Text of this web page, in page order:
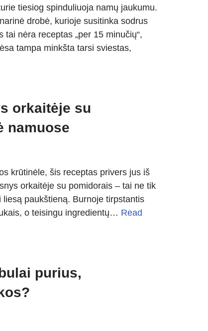
tiesiog spinduliuoja namų jaukumu.
drobė, kurioje susitinka sodrus
nėra receptas „per 15 minučių“,
tampa minkšta tarsi sviestas,
orkaitėje su
namuose
krūtinėle, šis receptas privers jus iš
orkaitėje su pomidorais – tai ne tik
paukštieną. Burnoje tirpstantis
o teisingu ingredientų… Read
purius,